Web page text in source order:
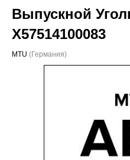
Продукция
Сервис
Выпускной
X57514100083
MTU (Германия)